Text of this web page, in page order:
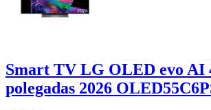
Smart TV LG OLED evo AI
polegadas 2026